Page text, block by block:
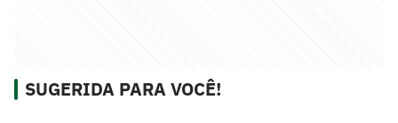
SUGERIDA PARA VOCÊ!